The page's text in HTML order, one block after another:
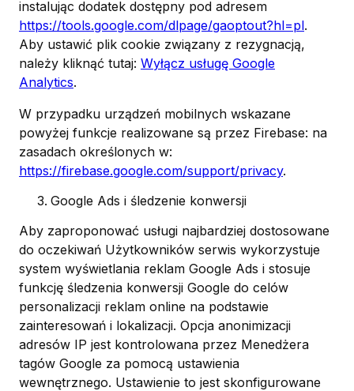
instalując dodatek dostępny pod adresem
https://tools.google.com/dlpage/gaoptout?hl=pl.
Aby ustawić plik cookie związany z rezygnacją,
należy kliknąć tutaj: Wyłącz usługę Google
Analytics.
W przypadku urządzeń mobilnych wskazane
powyżej funkcje realizowane są przez Firebase: na
zasadach określonych w:
https://firebase.google.com/support/privacy.
Google Ads i śledzenie konwersji
Aby zaproponować usługi najbardziej dostosowane
do oczekiwań Użytkowników serwis wykorzystuje
system wyświetlania reklam Google Ads i stosuje
funkcję śledzenia konwersji Google do celów
personalizacji reklam online na podstawie
zainteresowań i lokalizacji. Opcja anonimizacji
adresów IP jest kontrolowana przez Menedżera
tagów Google za pomocą ustawienia
wewnętrznego. Ustawienie to jest skonfigurowane